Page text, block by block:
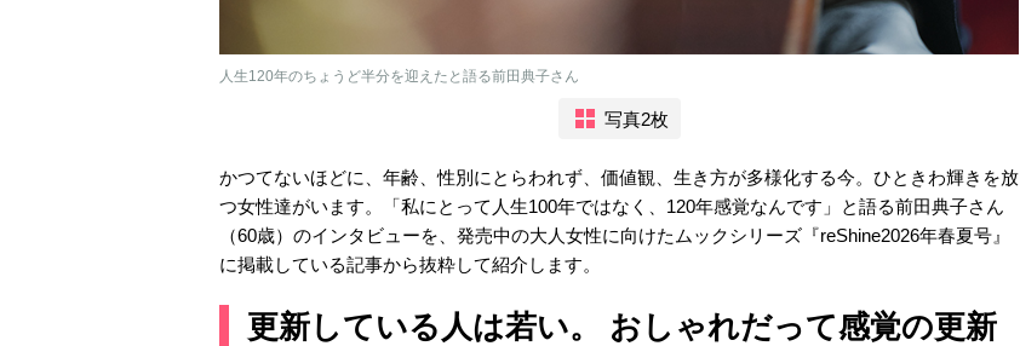
人生120年のちょうど半分を迎えたと語る前田典子さん
写真2枚
かつてないほどに、年齢、性別にとらわれず、価値観、生き方が多様化する今。ひときわ輝きを放
つ女性達がいます。「私にとって人生100年ではなく、120年感覚なんです」と語る前田典子さん
（60歳）のインタビューを、発売中の大人女性に向けたムックシリーズ『reShine2026年春夏号』
に掲載している記事から抜粋して紹介します。
更新している人は若い。 おしゃれだって感覚の更新